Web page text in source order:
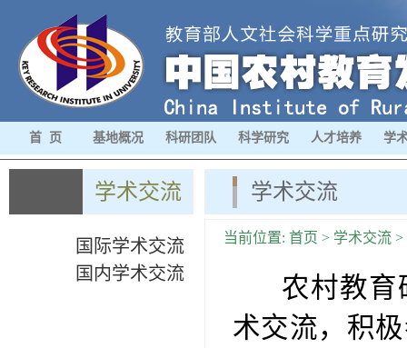
首 页 基地概况 科研团队 科学研究 人才培养 学
学术交流
国际学术交流
国内学术交流
学术交流
当前位置: 首页 > 学术交流 >
农村教育
术交流，积